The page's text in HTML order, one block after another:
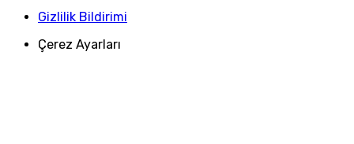
Gizlilik Bildirimi
Çerez Ayarları